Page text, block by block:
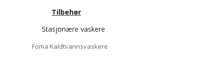
Tilbehør
Stasjonære vaskere
Foma Kaldtvannsvaskere